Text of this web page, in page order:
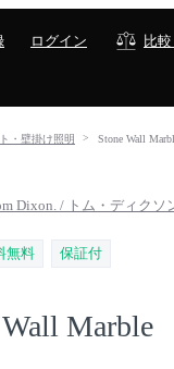
ログイン 比
・壁掛け照明 Stone Wall
Dixon. / トム・ディクソ
無料 保証付
Wall Marble